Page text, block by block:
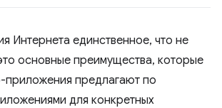
Интернета единственное, что не
основные преимущества, которые
приложения предлагают по
для конкретных